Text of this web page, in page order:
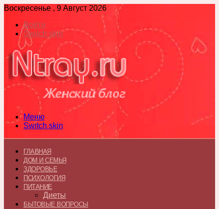
Воскресенье , 9 Август 2026
Войти
Switch skin
Меню
Switch skin
ГЛАВНАЯ
ДОМ И СЕМЬЯ
ЗДОРОВЬЕ
ПСИХОЛОГИЯ
ПИТАНИЕ
Диеты
БЫТОВЫЕ ВОПРОСЫ